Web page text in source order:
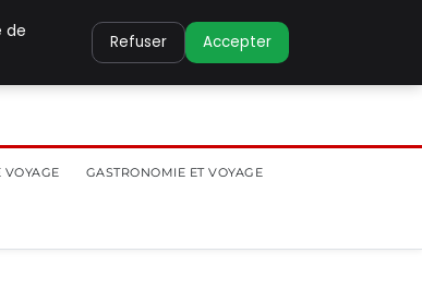
VOYAGE GASTRONOMIE ET VOYAGE
de
Refuser Accepter